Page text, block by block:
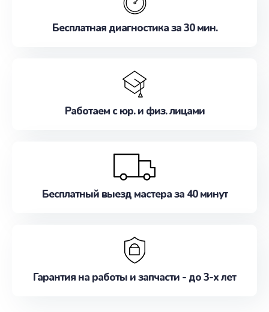
Бесплатная диагностика за 30 мин.
Работаем с юр. и физ. лицами
Бесплатный выезд мастера за 40 минут
Гарантия на работы и запчасти - до 3-х лет